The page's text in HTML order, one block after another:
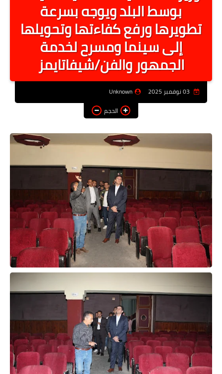
أخبار الرياصة
الطب البديل
منوعات
خدمات
اخبار فنيه
التعليم
الطقس
معلومه قانونيه
تكنولوجيا المعلومات
حوادث وقضايا
خدمات
فن المطبخ
مقالات
بوسط البلد ويوجه بسرعة
تطويرها ورفع كفاءتها وتحويلها
إلى سينما ومسرح لخدمة
الجمهور والفن/شيفاتايمز
Unknown
الحجم